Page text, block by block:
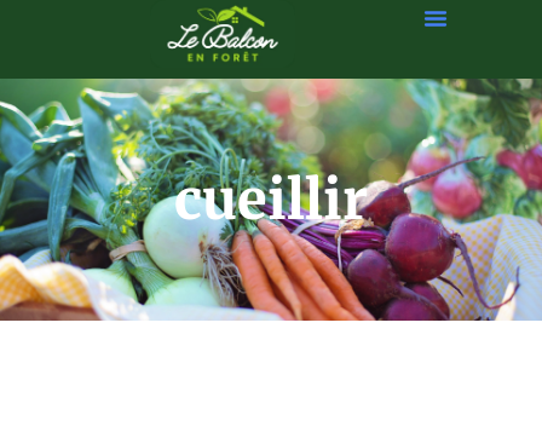
cueillir